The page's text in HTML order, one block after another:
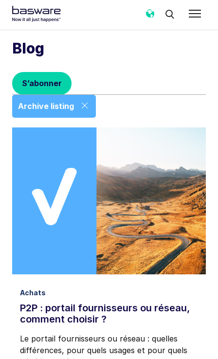
Blog
S’abonner
Archive listing
Achats
P2P : portail fournisseurs ou réseau,
comment choisir ?
Le portail fournisseurs ou réseau : quelles
différences, pour quels usages et pour quels
Abonnez-vous au blog Basware!
Email professionnel
Pays*
Basware traite mes données personnelles de contact,
recueillies via le présent formulaire, pour donner suite à
ma demande conformément à sa politique de
confidentialité
J'accepte de recevoir des notifications par e-mail
Je peux me désinscrire aux communications envoyées par e-
mail par Basware à tout moment, en utilisant le lien de
désinscription figurant sur chaque e-mail ou encliquant ici.